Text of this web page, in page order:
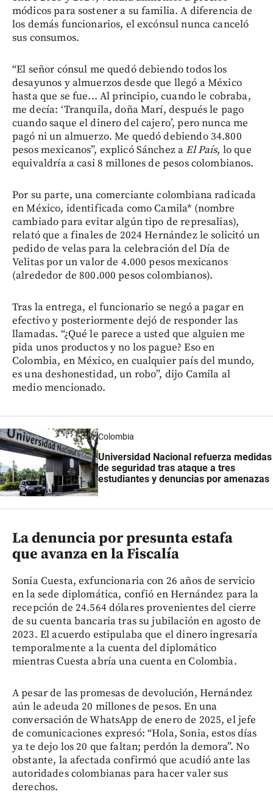
módicos para sostener a su familia. A diferencia de
los demás funcionarios, el excónsul nunca canceló
sus consumos.
“El señor cónsul me quedó debiendo todos los
desayunos y almuerzos desde que llegó a México
hasta que se fue... Al principio, cuando le cobraba,
me decía: ‘Tranquila, doña Marí, después le pago
cuando saque el dinero del cajero’, pero nunca me
pagó ni un almuerzo. Me quedó debiendo 34.800
pesos mexicanos”, explicó Sánchez aEl País, lo que
equivaldría a casi 8 millones de pesos colombianos.
Por su parte, una comerciante colombiana radicada
en México, identificada como Camila* (nombre
cambiado para evitar algún tipo de represalias),
relató que a finales de 2024 Hernández le solicitó un
pedido de velas para la celebración del Día de
Velitas por un valor de 4.000 pesos mexicanos
(alrededor de 800.000 pesos colombianos).
Tras la entrega, el funcionario se negó a pagar en
efectivo y posteriormente dejó de responder las
llamadas. “¿Qué le parece a usted que alguien me
pida unos productos y no los pague? Eso en
Colombia, en México, en cualquier país del mundo,
es una deshonestidad, un robo”, dijo Camila al
medio mencionado.
Colombia
Universidad Nacional refuerza medidas
de seguridad tras ataque a tres
estudiantes y denuncias por amenazas
La denuncia por presunta estafa
que avanza en la Fiscalía
Sonia Cuesta, exfuncionaria con 26 años de servicio
en la sede diplomática, confió en Hernández para la
recepción de 24.564 dólares provenientes del cierre
de su cuenta bancaria tras su jubilación en agosto de
2023. El acuerdo estipulaba que el dinero ingresaría
temporalmente a la cuenta del diplomático
mientras Cuesta abría una cuenta en Colombia.
A pesar de las promesas de devolución, Hernández
aún le adeuda 20 millones de pesos. En una
conversación de WhatsApp de enero de 2025, el jefe
de comunicaciones expresó: “Hola, Sonia, estos días
ya te dejo los 20 que faltan; perdón la demora”. No
obstante, la afectada confirmó que acudió ante las
autoridades colombianas para hacer valer sus
derechos.